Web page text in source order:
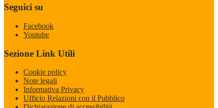
Seguici su
Facebook
Youtube
Sezione Link Utili
Cookie policy
Note legali
Informativa Privacy
Ufficio Relazioni con il Pubblico